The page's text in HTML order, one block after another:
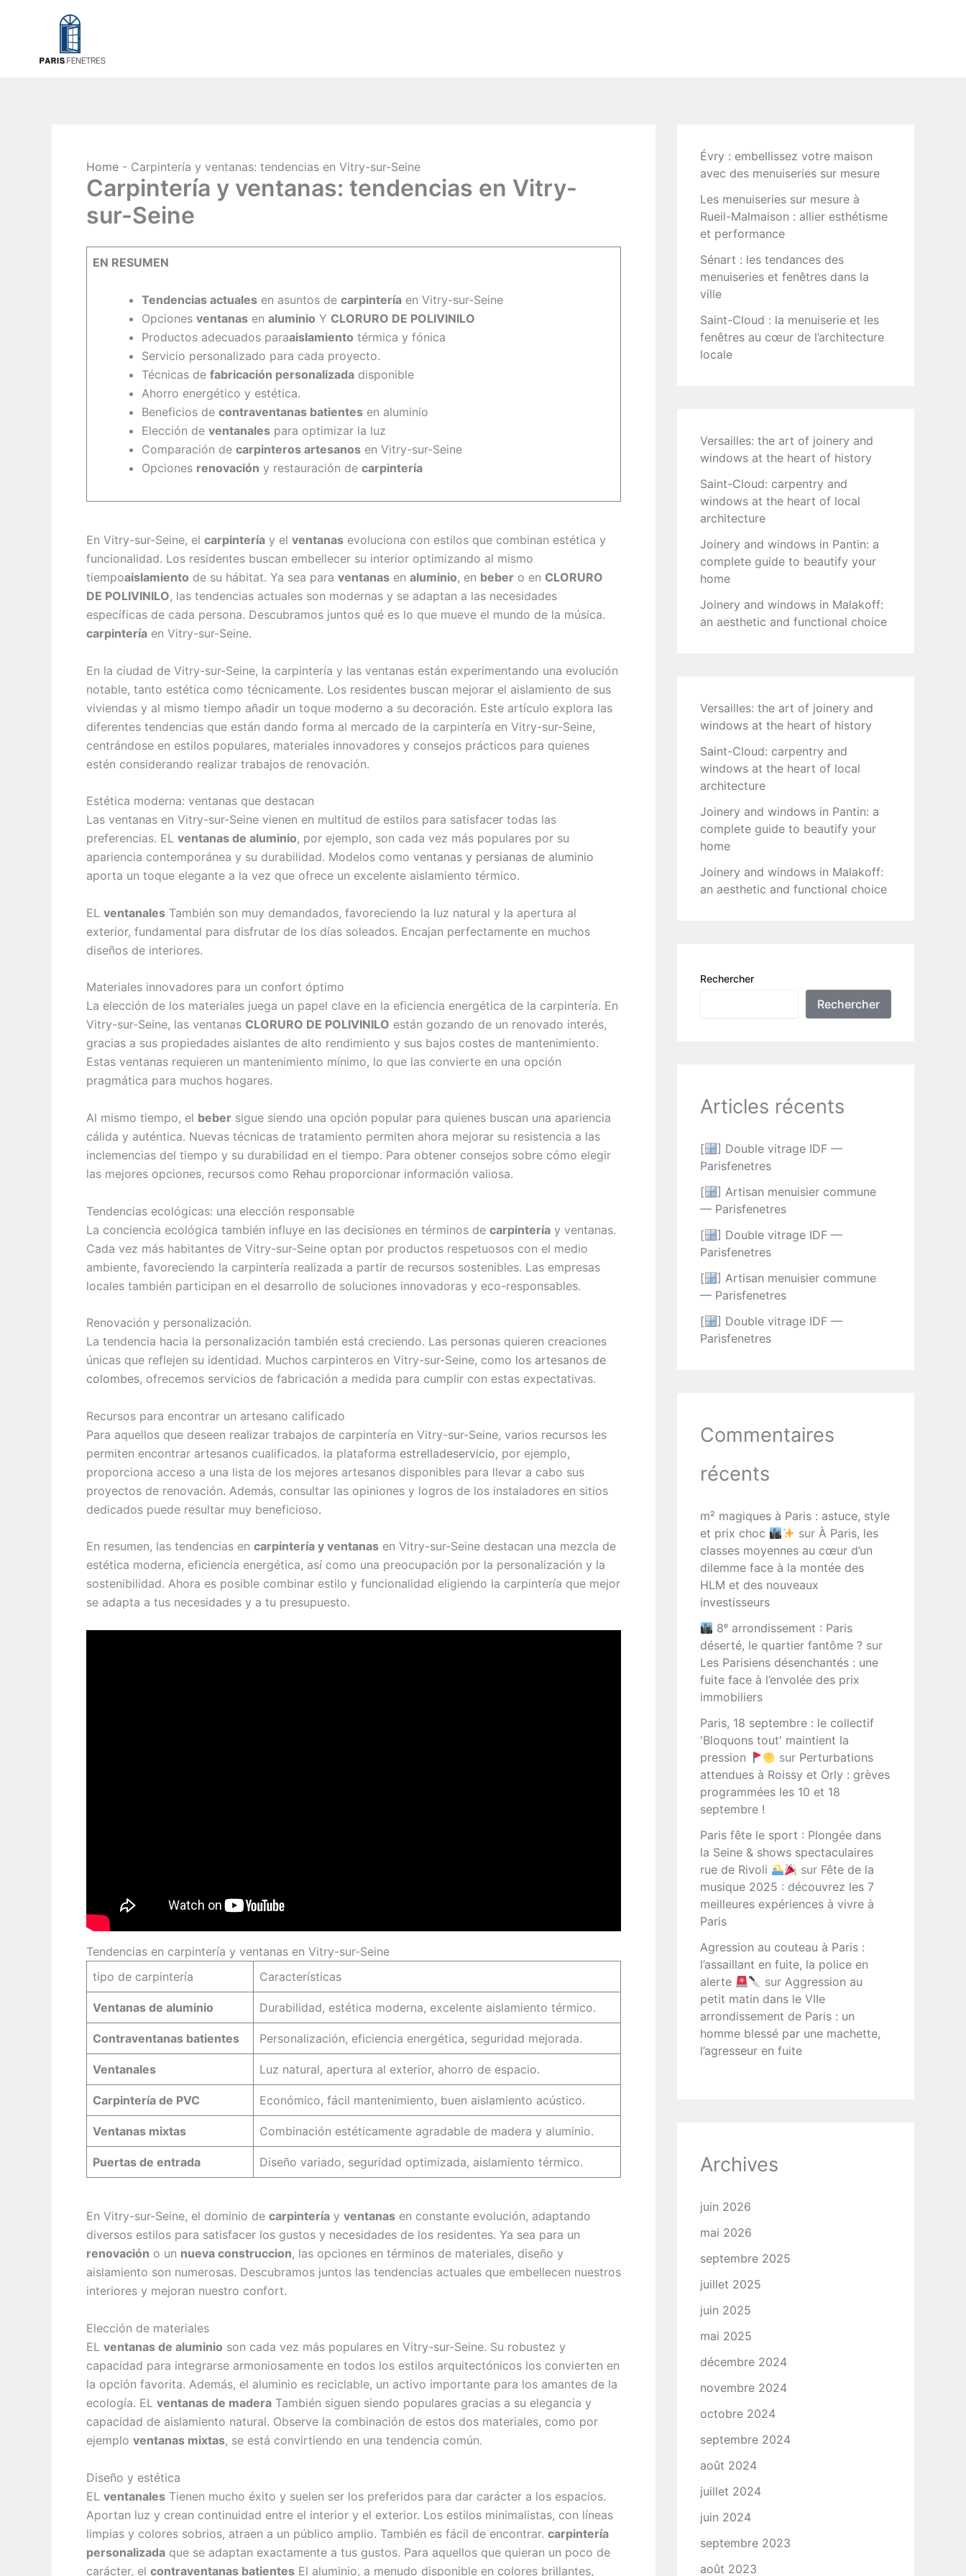
Home - Carpintería y ventanas: tendencias en Vitry-sur-Seine
Carpintería y ventanas: tendencias en Vitry-
sur-Seine
EN RESUMEN
Tendencias actuales en asuntos de carpintería en Vitry-sur-Seine
Opciones ventanas en aluminio Y CLORURO DE POLIVINILO
Productos adecuados paraaislamiento térmica y fónica
Servicio personalizado para cada proyecto.
Técnicas de fabricación personalizada disponible
Ahorro energético y estética.
Beneficios de contraventanas batientes en aluminio
Elección de ventanales para optimizar la luz
Comparación de carpinteros artesanos en Vitry-sur-Seine
Opciones renovación y restauración de carpintería
En Vitry-sur-Seine, el carpintería y el ventanas evoluciona con estilos que combinan estética y
funcionalidad. Los residentes buscan embellecer su interior optimizando al mismo
tiempoaislamiento de su hábitat. Ya sea para ventanas en aluminio, en beber o en CLORURO
DE POLIVINILO, las tendencias actuales son modernas y se adaptan a las necesidades
específicas de cada persona. Descubramos juntos qué es lo que mueve el mundo de la música.
carpintería en Vitry-sur-Seine.
En la ciudad de Vitry-sur-Seine, la carpintería y las ventanas están experimentando una evolución
notable, tanto estética como técnicamente. Los residentes buscan mejorar el aislamiento de sus
viviendas y al mismo tiempo añadir un toque moderno a su decoración. Este artículo explora las
diferentes tendencias que están dando forma al mercado de la carpintería en Vitry-sur-Seine,
centrándose en estilos populares, materiales innovadores y consejos prácticos para quienes
estén considerando realizar trabajos de renovación.
Estética moderna: ventanas que destacan
Las ventanas en Vitry-sur-Seine vienen en multitud de estilos para satisfacer todas las
preferencias. EL ventanas de aluminio, por ejemplo, son cada vez más populares por su
apariencia contemporánea y su durabilidad. Modelos como ventanas y persianas de aluminio
aporta un toque elegante a la vez que ofrece un excelente aislamiento térmico.
EL ventanales También son muy demandados, favoreciendo la luz natural y la apertura al
exterior, fundamental para disfrutar de los días soleados. Encajan perfectamente en muchos
diseños de interiores.
Materiales innovadores para un confort óptimo
La elección de los materiales juega un papel clave en la eficiencia energética de la carpintería. En
Vitry-sur-Seine, las ventanas CLORURO DE POLIVINILO están gozando de un renovado interés,
gracias a sus propiedades aislantes de alto rendimiento y sus bajos costes de mantenimiento.
Estas ventanas requieren un mantenimiento mínimo, lo que las convierte en una opción
pragmática para muchos hogares.
Al mismo tiempo, el beber sigue siendo una opción popular para quienes buscan una apariencia
cálida y auténtica. Nuevas técnicas de tratamiento permiten ahora mejorar su resistencia a las
inclemencias del tiempo y su durabilidad en el tiempo. Para obtener consejos sobre cómo elegir
las mejores opciones, recursos como Rehau proporcionar información valiosa.
Tendencias ecológicas: una elección responsable
La conciencia ecológica también influye en las decisiones en términos de carpintería y ventanas.
Cada vez más habitantes de Vitry-sur-Seine optan por productos respetuosos con el medio
ambiente, favoreciendo la carpintería realizada a partir de recursos sostenibles. Las empresas
locales también participan en el desarrollo de soluciones innovadoras y eco-responsables.
Renovación y personalización.
La tendencia hacia la personalización también está creciendo. Las personas quieren creaciones
únicas que reflejen su identidad. Muchos carpinteros en Vitry-sur-Seine, como los artesanos de
colombes, ofrecemos servicios de fabricación a medida para cumplir con estas expectativas.
Recursos para encontrar un artesano calificado
Para aquellos que deseen realizar trabajos de carpintería en Vitry-sur-Seine, varios recursos les
permiten encontrar artesanos cualificados. la plataforma estrelladeservicio, por ejemplo,
proporciona acceso a una lista de los mejores artesanos disponibles para llevar a cabo sus
proyectos de renovación. Además, consultar las opiniones y logros de los instaladores en sitios
dedicados puede resultar muy beneficioso.
En resumen, las tendencias en carpintería y ventanas en Vitry-sur-Seine destacan una mezcla de
estética moderna, eficiencia energética, así como una preocupación por la personalización y la
sostenibilidad. Ahora es posible combinar estilo y funcionalidad eligiendo la carpintería que mejor
se adapta a tus necesidades y a tu presupuesto.
Tendencias en carpintería y ventanas en Vitry-sur-Seine
tipo de carpintería
Características
Ventanas de aluminio Durabilidad, estética moderna, excelente aislamiento térmico.
Contraventanas batientes Personalización, eficiencia energética, seguridad mejorada.
Ventanales Luz natural, apertura al exterior, ahorro de espacio.
Carpintería de PVC Económico, fácil mantenimiento, buen aislamiento acústico.
Ventanas mixtas Combinación estéticamente agradable de madera y aluminio.
Puertas de entrada Diseño variado, seguridad optimizada, aislamiento térmico.
En Vitry-sur-Seine, el dominio de carpintería y ventanas en constante evolución, adaptando
diversos estilos para satisfacer los gustos y necesidades de los residentes. Ya sea para un
renovación o un nueva construccion, las opciones en términos de materiales, diseño y
aislamiento son numerosas. Descubramos juntos las tendencias actuales que embellecen nuestros
interiores y mejoran nuestro confort.
Elección de materiales
EL ventanas de aluminio son cada vez más populares en Vitry-sur-Seine. Su robustez y
capacidad para integrarse armoniosamente en todos los estilos arquitectónicos los convierten en
la opción favorita. Además, el aluminio es reciclable, un activo importante para los amantes de la
ecología. EL ventanas de madera También siguen siendo populares gracias a su elegancia y
capacidad de aislamiento natural. Observe la combinación de estos dos materiales, como por
ejemplo ventanas mixtas, se está convirtiendo en una tendencia común.
Diseño y estética
EL ventanales Tienen mucho éxito y suelen ser los preferidos para dar carácter a los espacios.
Aportan luz y crean continuidad entre el interior y el exterior. Los estilos minimalistas, con líneas
limpias y colores sobrios, atraen a un público amplio. También es fácil de encontrar. carpintería
personalizada que se adaptan exactamente a tus gustos. Para aquellos que quieran un poco de
carácter, el contraventanas batientes El aluminio, a menudo disponible en colores brillantes,
Évry : embellissez votre maison
avec des menuiseries sur mesure
Les menuiseries sur mesure à
Rueil-Malmaison : allier esthétisme
et performance
Sénart : les tendances des
menuiseries et fenêtres dans la
ville
Saint-Cloud : la menuiserie et les
fenêtres au cœur de l’architecture
locale
Versailles: the art of joinery and
windows at the heart of history
Saint-Cloud: carpentry and
windows at the heart of local
architecture
Joinery and windows in Pantin: a
complete guide to beautify your
home
Joinery and windows in Malakoff:
an aesthetic and functional choice
Versailles: the art of joinery and
windows at the heart of history
Saint-Cloud: carpentry and
windows at the heart of local
architecture
Joinery and windows in Pantin: a
complete guide to beautify your
home
Joinery and windows in Malakoff:
an aesthetic and functional choice
Rechercher
Rechercher
Articles récents
[
] Double vitrage IDF —
Parisfenetres
[
] Artisan menuisier commune
— Parisfenetres
[
] Double vitrage IDF —
Parisfenetres
[
] Artisan menuisier commune
— Parisfenetres
[
] Double vitrage IDF —
Parisfenetres
Commentaires
récents
m² magiques à Paris : astuce, style
et prix choc
surÀ Paris, les
classes moyennes au cœur d’un
dilemme face à la montée des
HLM et des nouveaux
investisseurs
8ᵉ arrondissement : Paris
déserté, le quartier fantôme ? sur
Les Parisiens désenchantés : une
fuite face à l’envolée des prix
immobiliers
Paris, 18 septembre : le collectif
'Bloquons tout' maintient la
pression
sur Perturbations
attendues à Roissy et Orly : grèves
programmées les 10 et 18
septembre !
Paris fête le sport : Plongée dans
la Seine & shows spectaculaires
rue de Rivoli
sur Fête de la
musique 2025 : découvrez les 7
meilleures expériences à vivre à
Paris
Agression au couteau à Paris :
l’assaillant en fuite, la police en
alerte
surAggression au
petit matin dans le VIIe
arrondissement de Paris : un
homme blessé par une machette,
l’agresseur en fuite
Archives
juin 2026
mai 2026
septembre 2025
juillet 2025
juin 2025
mai 2025
décembre 2024
novembre 2024
octobre 2024
septembre 2024
août 2024
juillet 2024
juin 2024
septembre 2023
août 2023